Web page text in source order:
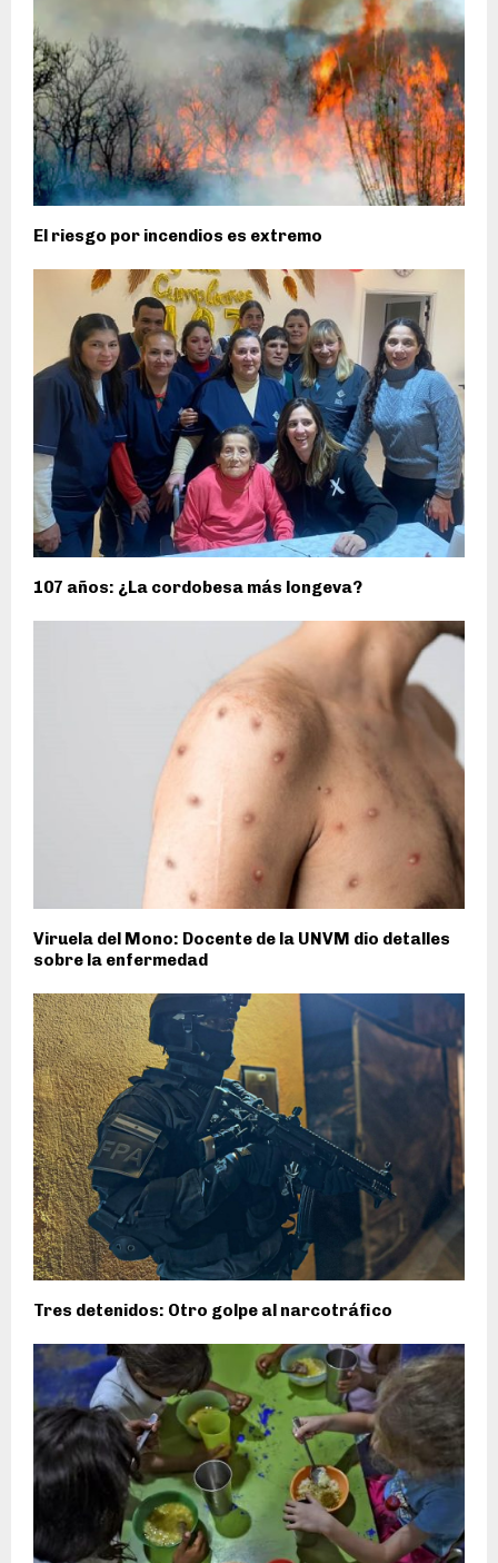
El riesgo por incendios es extremo
107 años: ¿La cordobesa más longeva?
Viruela del Mono: Docente de la UNVM dio detalles
sobre la enfermedad
Tres detenidos: Otro golpe al narcotráfico